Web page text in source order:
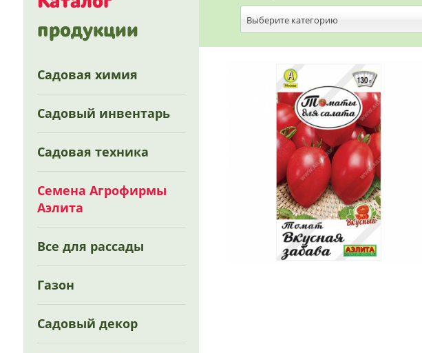
продукции
Садовая химия
Садовый инвентарь
Садовая техника
Семена Агрофирмы
Аэлита
Все для рассады
Газон
Садовый декор
Выберите категорию